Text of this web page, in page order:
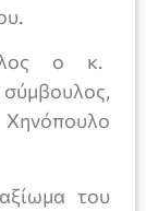
ο κ.
του